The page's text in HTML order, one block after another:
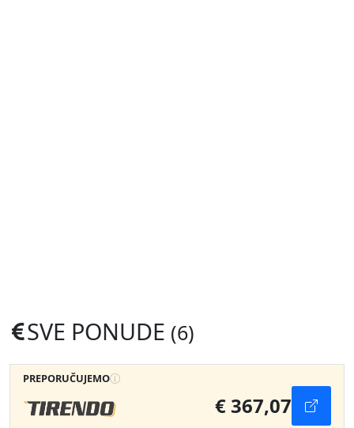
SVE PONUDE (6)
PREPORUČUJEMO
€ 367,07